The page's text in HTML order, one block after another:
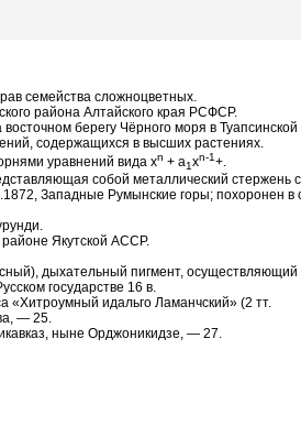
семейства сложноцветных.
района Алтайского края РСФСР.
берегу Чёрного моря в Туапсинской
содержащихся в высших растениях.
уравнений вида xn + a1xn-1+.
собой металлический стержень
Западные Румынские горы; похоронен в
районе Якутской АССР.
дыхательный пигмент, осуществляющий
государстве 16 в.
«Хитроумный идальго Ламанчский» (2 тт.
— 25.
ныне Орджоникидзе, — 27.